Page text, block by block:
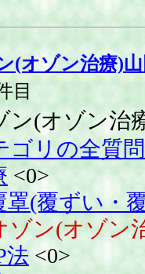
(オゾン治療)
目
ン(オゾン治
ゴリの全質問
<0>
罩(覆ずい・
ゾン(オゾン
法 <0>